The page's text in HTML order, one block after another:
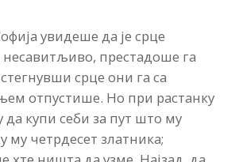
увидеше да је срце
престадоше га
срце они га са
отпустише. Но при растанку
купи себи за пут што му
му четрдесет златника;